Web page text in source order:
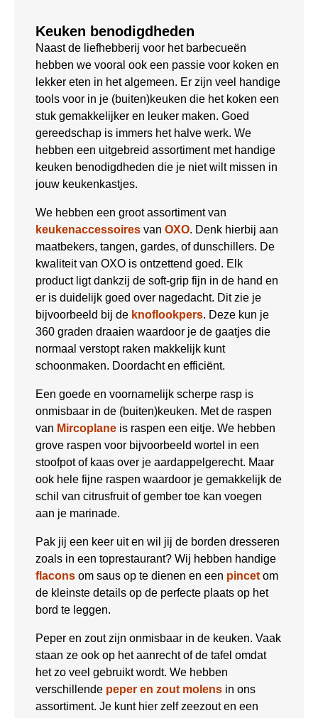
Keuken benodigdheden
Naast de liefhebberij voor het barbecueën
hebben we vooral ook een passie voor koken en
lekker eten in het algemeen. Er zijn veel handige
tools voor in je (buiten)keuken die het koken een
stuk gemakkelijker en leuker maken. Goed
gereedschap is immers het halve werk. We
hebben een uitgebreid assortiment met handige
keuken benodigdheden die je niet wilt missen in
jouw keukenkastjes.
We hebben een groot assortiment van
keukenaccessoires van OXO. Denk hierbij aan
maatbekers, tangen, gardes, of dunschillers. De
kwaliteit van OXO is ontzettend goed. Elk
product ligt dankzij de soft-grip fijn in de hand en
er is duidelijk goed over nagedacht. Dit zie je
bijvoorbeeld bij de knoflookpers. Deze kun je
360 graden draaien waardoor je de gaatjes die
normaal verstopt raken makkelijk kunt
schoonmaken. Doordacht en efficiënt.
Een goede en voornamelijk scherpe rasp is
onmisbaar in de (buiten)keuken. Met de raspen
van Mircoplane is raspen een eitje. We hebben
grove raspen voor bijvoorbeeld wortel in een
stoofpot of kaas over je aardappelgerecht. Maar
ook hele fijne raspen waardoor je gemakkelijk de
schil van citrusfruit of gember toe kan voegen
aan je marinade.
Pak jij een keer uit en wil jij de borden dresseren
zoals in een toprestaurant? Wij hebben handige
flacons om saus op te dienen en een pincet om
de kleinste details op de perfecte plaats op het
bord te leggen.
Peper en zout zijn onmisbaar in de keuken. Vaak
staan ze ook op het aanrecht of de tafel omdat
het zo veel gebruikt wordt. We hebben
verschillende peper en zout molens in ons
assortiment. Je kunt hier zelf zeezout en een